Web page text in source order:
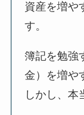
資産を増や
す。
簿記を勉強
金）を増や
しかし、本